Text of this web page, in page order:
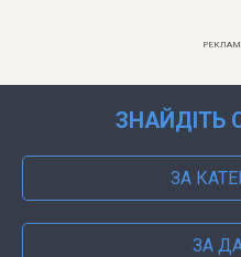
ЗНАЙДІТЬ
ЗА
ЗА